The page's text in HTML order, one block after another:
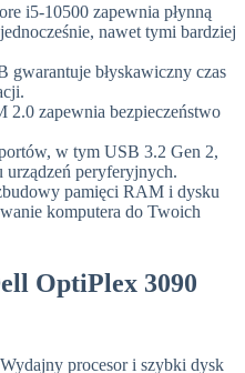
i5-10500 zapewnia płynną
nawet tymi bardziej
gwarantuje błyskawiczny czas
2.0 zapewnia bezpieczeństwo
w tym USB 3.2 Gen 2,
urządzeń peryferyjnych.
pamięci RAM i dysku
komputera do Twoich
OptiPlex 3090
procesor i szybki dysk